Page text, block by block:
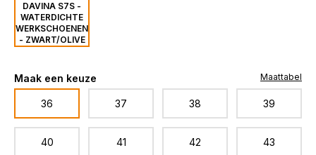
DAVINA S7S -
WATERDICHTE
WERKSCHOENEN
- ZWART/OLIVE
Maak een keuze
36 37 38 39
40 41 42 43
Maattabel